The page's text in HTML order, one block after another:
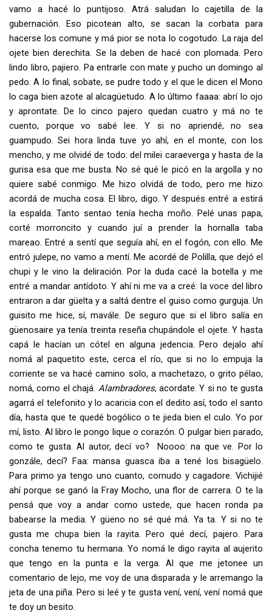
vamo a hacé lo puntijoso. Atrá saludan lo cajetilla de la
gubernación. Eso picotean alto, se sacan la corbata para
hacerse los comune y má pior se nota lo cogotudo. La raja del
ojete bien derechita. Se la deben de hacé con plomada. Pero
lindo libro, pajiero. Pa entrarle con mate y pucho un domingo al
pedo. A lo final, sobate, se pudre todo y el que le dicen el Mono
lo caga bien azote al alcagüetudo. A lo último faaaa: abrí lo ojo
y aprontate. De lo cinco pajero quedan cuatro y má no te
cuento, porque vo sabé lee. Y si no apriendé, no sea
guampudo. Sei hora linda tuve yo ahí, en el monte, con los
mencho, y me olvidé de todo: del milei caraeverga y hasta de la
gurisa esa que me busta. No sé qué le picó en la argolla y no
quiere sabé conmigo. Me hizo olvidá de todo, pero me hizo
acordá de mucha cosa. El libro, digo. Y después entré a estirá
la espalda. Tanto sentao tenía hecha moño. Pelé unas papa,
corté morroncito y cuando juí a prender la hornalla taba
mareao. Entré a sentí que seguía ahí, en el fogón, con ello. Me
entró julepe, no vamo a mentí. Me acordé de Polilla, que dejó el
chupi y le vino la deliración. Por la duda cacé la botella y me
entré a mandar antídoto. Y ahí ni me va a creé: la voce del libro
entraron a dar güelta y a saltá dentre el guiso como gurguja. Un
guisito me hice, sí, mavále. De seguro que si el libro salía en
güenosaire ya tenía treinta reseña chupándole el ojete. Y hasta
capá le hacían un cótel en alguna jedencia. Pero dejalo ahí
nomá al paquetito este, cerca el río, que si no lo empuja la
corriente se va hacé camino solo, a machetazo, o grito pélao,
nomá, como el chajá. Alambradores, acordate. Y si no te gusta
agarrá el telefonito y lo acaricia con el dedito así, todo el santo
día, hasta que te quedé bogólico o te jieda bien el culo. Yo por
mí, listo. Al libro le pongo lique o corazón. O pulgar bien parado,
como te gusta. Al autor, decí vo? Noooo: na que ve. Por lo
gonzále, decí? Faa: mansa guasca iba a tené los bisagüelo.
Para primo ya tengo uno cuanto, cornudo y cagadore. Vichijié
ahí porque se ganó la Fray Mocho, una flor de carrera. O te la
pensá que voy a andar como ustede, que hacen ronda pa
babearse la media. Y güeno no sé qué má. Ya ta. Y si no te
gusta me chupa bien la rayita. Pero qué decí, pajero. Para
concha tenemo tu hermana. Yo nomá le digo rayita al aujerito
que tengo en la punta e la verga. Al que me jetonee un
comentario de lejo, me voy de una disparada y le arremango la
jeta de una piña. Pero si leé y te gusta vení, vení, vení nomá que
te doy un besito.